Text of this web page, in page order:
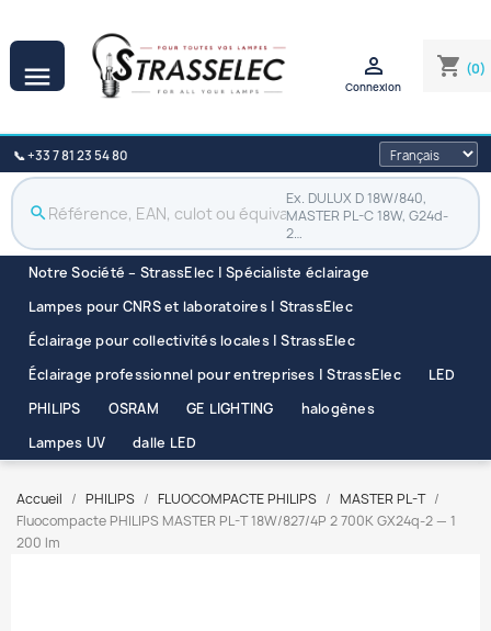
 shopping_cart (0)

Connexion
📞 +33 7 81 23 54 80
search
Ex. DULUX D 18W/840,
MASTER PL-C 18W, G24d-
2…
Notre Société – StrassElec | Spécialiste éclairage
Lampes pour CNRS et laboratoires | StrassElec
Éclairage pour collectivités locales | StrassElec
Éclairage professionnel pour entreprises | StrassElec
LED
PHILIPS
OSRAM GE LIGHTING
halogènes
Lampes UV
dalle LED
Accueil PHILIPS FLUOCOMPACTE PHILIPS
MASTER PL-T
Fluocompacte PHILIPS MASTER PL-T 18W/827/4P 2 700K GX24q-2 — 1
200 lm